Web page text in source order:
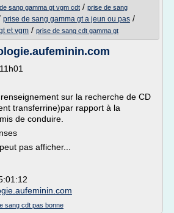
sang gamma gt vgm cdt / prise de sang
prise de sang gamma gt a jeun ou pas /
et vgm / prise de sang cdt gamma gt
sur la recherche de CD
transferrine)par rapport à la
de conduire.
pas afficher...
sang cdt pas bonne